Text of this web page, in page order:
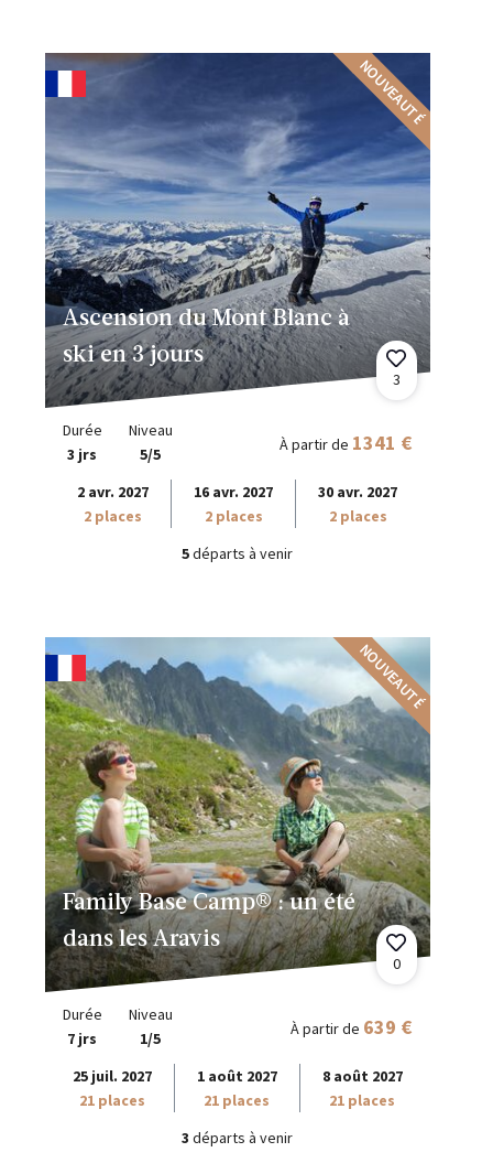
NOUVEAUTÉ
Ascension du Mont Blanc à
ski en 3 jours
3
Durée
3 jrs
Niveau
5/5
À partir de 1341 €
2 avr. 2027
2 places
16 avr. 2027
2 places
30 avr. 2027
2 places
5départs à venir
NOUVEAUTÉ
Family Base Camp® : un été
dans les Aravis
0
Durée
7 jrs
Niveau
1/5
À partir de 639 €
25 juil. 2027
21 places
1 août 2027
21 places
8 août 2027
21 places
3 départs à venir